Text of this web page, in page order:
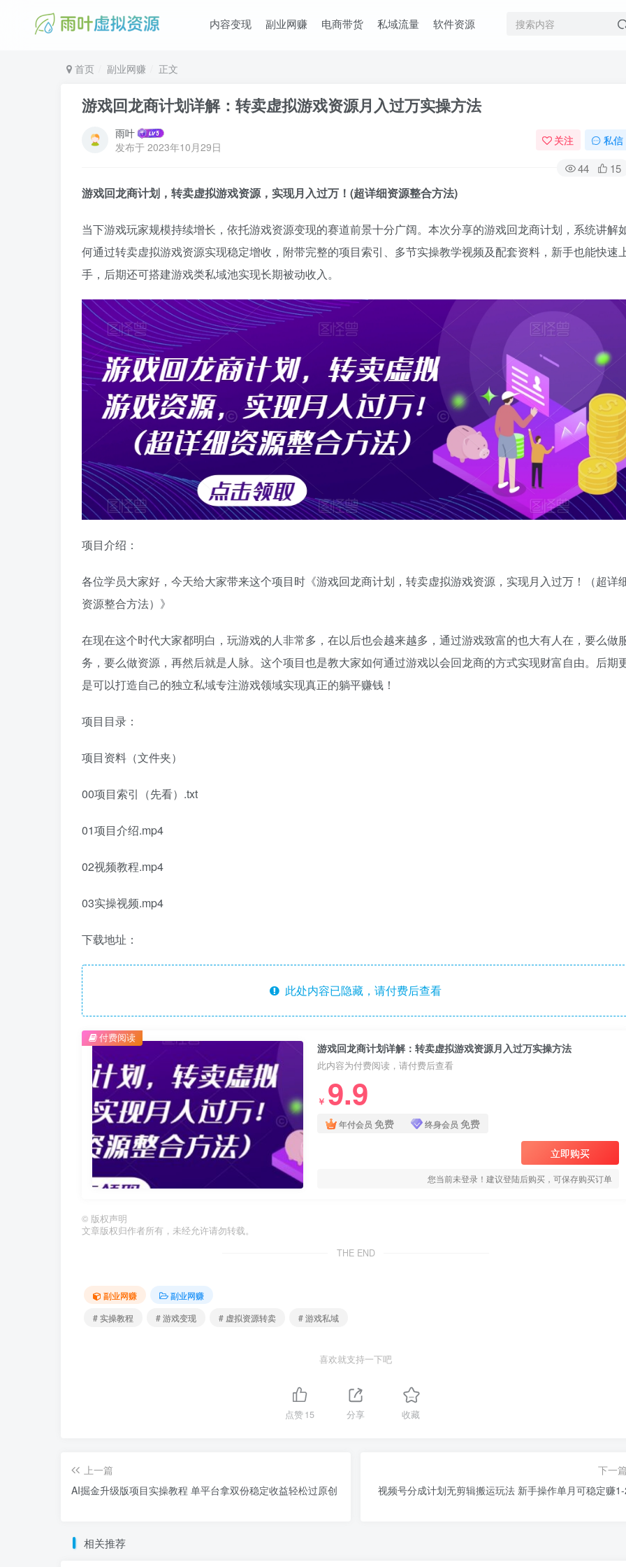
内容变现 副业网赚 电商带货 私域流量 软件资源
首页 副业网赚 正文
游戏回龙商计划详解：转卖虚拟游戏资源月入过万实操方法
雨叶
发布于 2023年10月29日 关注 私信
44 15
游戏回龙商计划，转卖虚拟游戏资源，实现月入过万！(超详细资源整合方法)
当下游戏玩家规模持续增长，依托游戏资源变现的赛道前景十分广阔。本次分享的游戏回龙商计划，系统讲解
何通过转卖虚拟游戏资源实现稳定增收，附带完整的项目索引、多节实操教学视频及配套资料，新手也能快速
手，后期还可搭建游戏类私域池实现长期被动收入。
项目介绍：
各位学员大家好，今天给大家带来这个项目时《游戏回龙商计划，转卖虚拟游戏资源，实现月入过万！（超详
资源整合方法）》
在现在这个时代大家都明白，玩游戏的人非常多，在以后也会越来越多，通过游戏致富的也大有人在，要么做
务，要么做资源，再然后就是人脉。这个项目也是教大家如何通过游戏以会回龙商的方式实现财富自由。后期
是可以打造自己的独立私域专注游戏领域实现真正的躺平赚钱！
项目目录：
项目资料（文件夹）
00项目索引（先看）.txt
01项目介绍.mp4
02视频教程.mp4
03实操视频.mp4
下载地址：
此处内容已隐藏，请付费后查看
游戏回龙商计划详解：转卖虚拟游戏资源月入过万实操方法
此内容为付费阅读，请付费后查看
￥ 9.9
年付会员 免费 终身会员 免费
立即购买
您当前未登录！建议登陆后购买，可保存购买订单
付费阅读
© 版权声明
文章版权归作者所有，未经允许请勿转载。
THE END
副业网赚
副业网赚
# 实操教程
# 游戏变现 # 虚拟资源转卖 # 游戏私域
喜欢就支持一下吧
点赞15 分享 收藏
上一篇
AI掘金升级版项目实操教程 单平台拿双份稳定收益轻松过原创
下一
视频号分成计划无剪辑搬运玩法 新手操作单月可稳定赚
相关推荐